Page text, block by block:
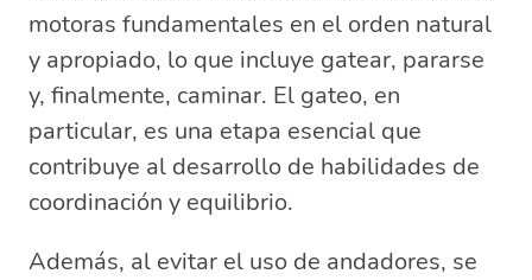
motoras fundamentales en el orden natural
y apropiado, lo que incluye gatear, pararse
y, finalmente, caminar. El gateo, en
particular, es una etapa esencial que
contribuye al desarrollo de habilidades de
coordinación y equilibrio.
Además, al evitar el uso de andadores, se